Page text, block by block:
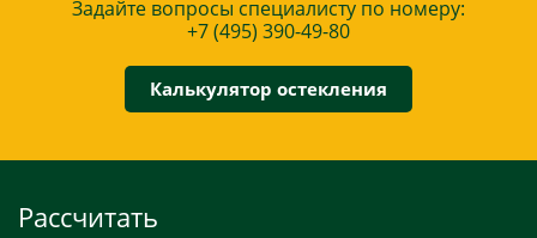
Задайте вопросы специалисту по номеру:
+7 (495) 390-49-80
Калькулятор остекления
Рассчитать